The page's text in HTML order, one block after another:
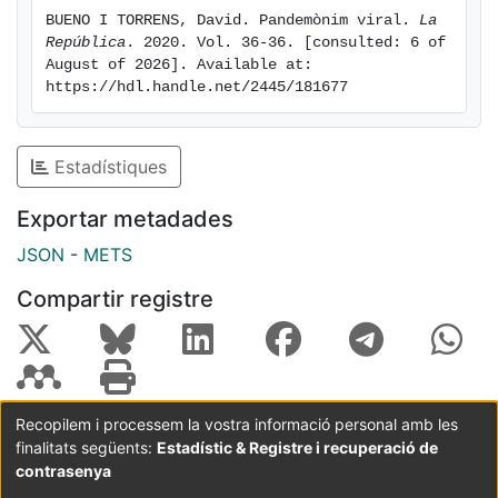
BUENO I TORRENS, David. Pandemònim viral. La
República . 2020. Vol. 36-36. [consulted: 6 of
August of 2026]. Available at:
https://hdl.handle.net/2445/181677
Estadístiques
Exportar metadades
JSON - METS
Compartir registre
Coordinació:CRAI UB Avís legal
Metadades
subjectes a:
Recopilem i processem la vostra informació personal amb les
finalitats següents: Estadístic & Registre i recuperació de
contrasenya